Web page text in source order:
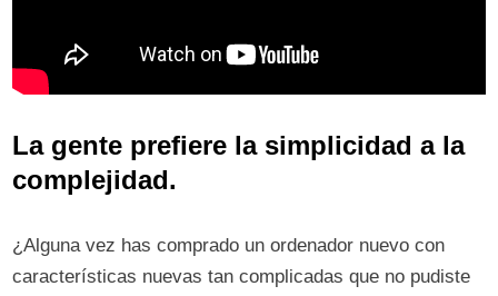
La gente prefiere la simplicidad a la
complejidad.
¿Alguna vez has comprado un ordenador nuevo con
características nuevas tan complicadas que no pudiste